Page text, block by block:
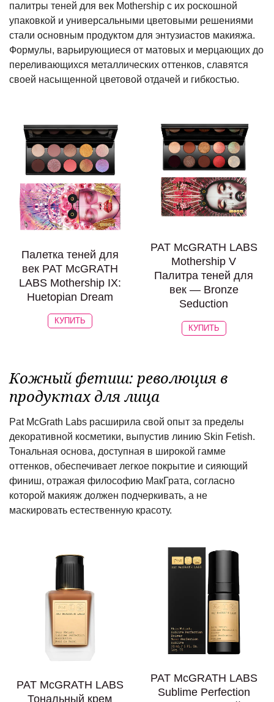
палитры теней для век Mothership с их роскошной
упаковкой и универсальными цветовыми решениями
стали основным продуктом для энтузиастов макияжа.
Формулы, варьирующиеся от матовых и мерцающих до
переливающихся металлических оттенков, славятся
своей насыщенной цветовой отдачей и гибкостью.
Палетка теней для
век PAT McGRATH
LABS Mothership IX:
Huetopian Dream
КУПИТЬ
PAT McGRATH LABS
Mothership V
Палитра теней для
век — Bronze
Seduction
КУПИТЬ
Кожный фетиш: революция в
продуктах для лица
Pat McGrath Labs расширила свой опыт за пределы
декоративной косметики, выпустив линию Skin Fetish.
Тональная основа, доступная в широкой гамме
оттенков, обеспечивает легкое покрытие и сияющий
финиш, отражая философию МакГрата, согласно
которой макияж должен подчеркивать, а не
маскировать естественную красоту.
PAT McGRATH LABS
Тональный крем
PAT McGRATH LABS
Sublime Perfection